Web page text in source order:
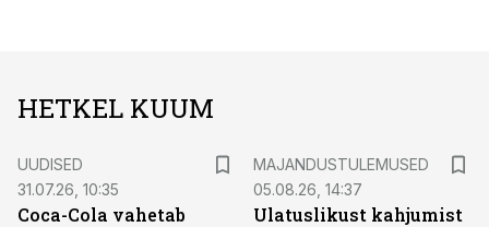
HETKEL KUUM
UUDISED
31.07.26, 10:35
Coca-Cola vahetab
MAJANDUSTULEMUSED
05.08.26, 14:37
Ulatuslikust kahjumist